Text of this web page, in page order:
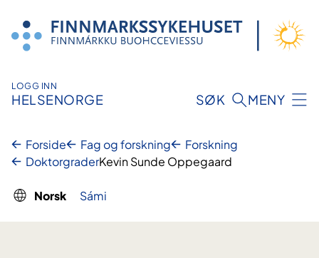
innhold
LOGG INN
HELSENORGE SØK MENY
Forside Fag og forskning
Forskning
DoktorgraderKevin Sunde Oppegaard
Norsk Sámi